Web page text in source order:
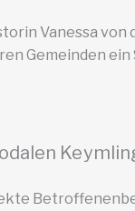
Vanessa
Gemeinden